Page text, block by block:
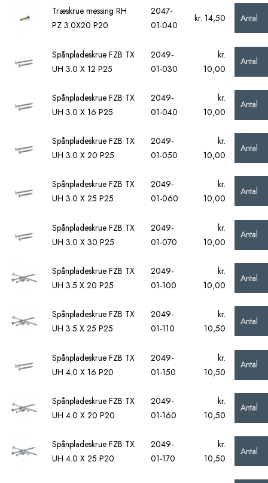
Træskrue messing RH
PZ 3.0X20 P20
2047-
01-040
kr. 14,50 Antal
Spånpladeskrue FZB TX
UH 3.0 X 12 P25
2049-
01-030
kr.
10,00
Antal
Spånpladeskrue FZB TX
UH 3.0 X 16 P25
2049-
01-040
kr.
10,00
Antal
Spånpladeskrue FZB TX
UH 3.0 X 20 P25
2049-
01-050
kr.
10,00
Antal
Spånpladeskrue FZB TX
UH 3.0 X 25 P25
2049-
01-060
kr.
10,00
Antal
Spånpladeskrue FZB TX
UH 3.0 X 30 P25
2049-
01-070
kr.
10,00
Antal
Spånpladeskrue FZB TX
UH 3.5 X 20 P25
2049-
01-100
kr.
10,00
Antal
Spånpladeskrue FZB TX
UH 3.5 X 25 P25
2049-
01-110
kr.
10,50
Antal
Spånpladeskrue FZB TX
UH 4.0 X 16 P20
2049-
01-150
kr.
10,50
Antal
Spånpladeskrue FZB TX
UH 4.0 X 20 P20
2049-
01-160
kr.
10,50
Antal
Spånpladeskrue FZB TX
UH 4.0 X 25 P20
2049-
01-170
kr.
10,50
Antal